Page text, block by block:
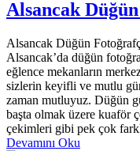
Alsancak Düğün
Alsancak Düğün
Alsancak’da düğün
eğlence mekanların
sizlerin keyifli ve mutlu
zaman mutluyuz. Düğün
başta olmak üzere kuaför
çekimleri gibi pek çok
Devamını Oku